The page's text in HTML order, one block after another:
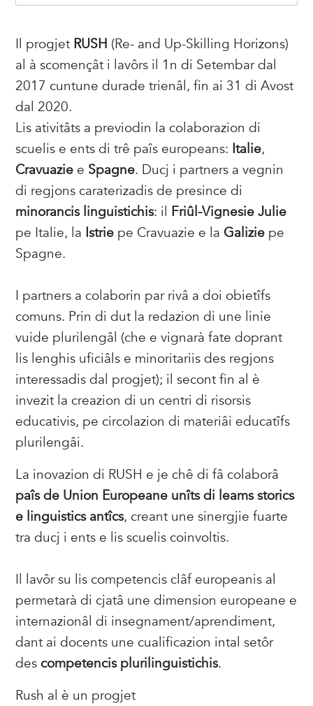
Il progjet RUSH (Re- and Up-Skilling Horizons)
al à scomençât i lavôrs il 1n di Setembar dal
2017 cuntune durade trienâl, fin ai 31 di Avost
dal 2020.
Lis ativitâts a previodin la colaborazion di
scuelis e ents di trê paîs europeans: Italie,
Cravuazie e Spagne. Ducj i partners a vegnin
di regjons caraterizadis de presince di
minorancis linguistichis: il Friûl-Vignesie Julie
pe Italie, la Istrie pe Cravuazie e la Galizie pe
Spagne.
I partners a colaborin par rivâ a doi obietîfs
comuns. Prin di dut la redazion di une linie
vuide plurilengâl (che e vignarà fate doprant
lis lenghis uficiâls e minoritariis des regjons
interessadis dal progjet); il secont fin al è
invezit la creazion di un centri di risorsis
educativis, pe circolazion di materiâi educatîfs
plurilengâi.
La inovazion di RUSH e je chê di fâ colaborâ
paîs de Union Europeane unîts di leams storics
e linguistics antîcs, creant une sinergjie fuarte
tra ducj i ents e lis scuelis coinvoltis.
Il lavôr su lis competencis clâf europeanis al
permetarà di cjatâ une dimension europeane e
internazionâl di insegnament/aprendiment,
dant ai docents une cualificazion intal setôr
des competencis plurilinguistichis.
Rush al è un progjet